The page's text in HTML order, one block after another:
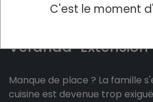
Véranda-Extension
Manque de place ? La famille
cuisine est devenue trop
C'est le moment